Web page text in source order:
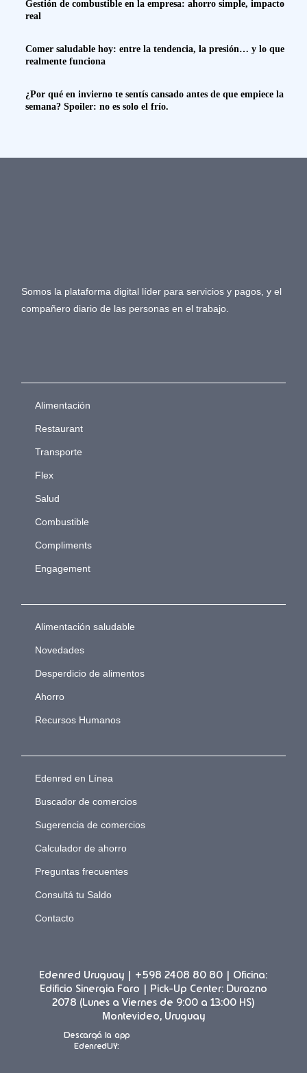
Gestión de combustible en la empresa: ahorro simple, impacto
real
Comer saludable hoy: entre la tendencia, la presión… y lo que
realmente funciona
¿Por qué en invierno te sentís cansado antes de que empiece la
semana? Spoiler: no es solo el frío.
Somos la plataforma digital líder para servicios y pagos, y el
compañero diario de las personas en el trabajo.
Alimentación
Restaurant
Transporte
Flex
Salud
Combustible
Compliments
Engagement
Alimentación saludable
Novedades
Desperdicio de alimentos
Ahorro
Recursos Humanos
Edenred en Línea
Buscador de comercios
Sugerencia de comercios
Calculador de ahorro
Preguntas frecuentes
Consultá tu Saldo
Contacto
Edenred Uruguay | +598 2408 80 80 | Oficina:
Edificio Sinergia Faro | Pick-Up Center: Durazno
2078 (Lunes a Viernes de 9:00 a 13:00 HS)
Montevideo, Uruguay
Descargá la app
EdenredUY: